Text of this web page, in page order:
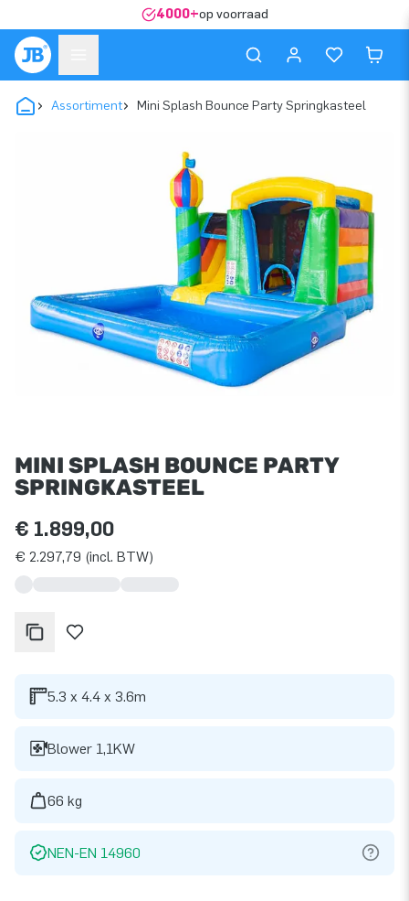
4000+op voorraad
Assortiment Mini Splash Bounce Party Springkasteel
MINI SPLASH BOUNCE PARTY
SPRINGKASTEEL
€ 1.899,00
€ 2.297,79 (incl. BTW)
5.3 x 4.4 x 3.6m
Blower 1,1KW
66 kg
NEN-EN 14960